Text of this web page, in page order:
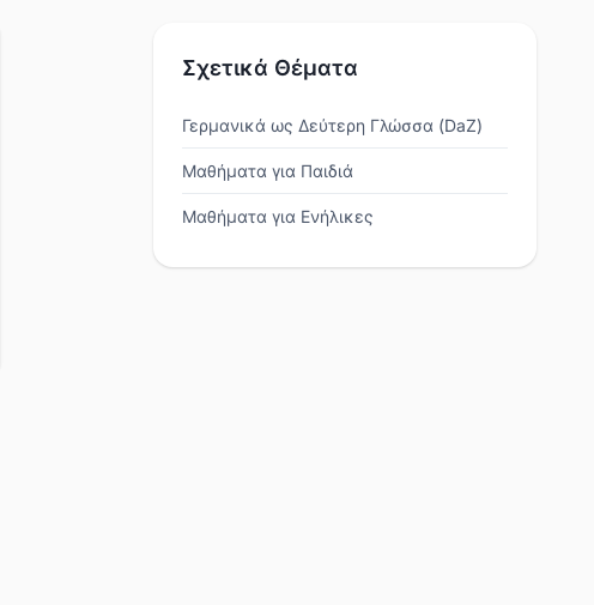
Σχετικά Θέματα
Γερμανικά ως Δεύτερη Γλώσσα (DaZ)
Μαθήματα για Παιδιά
Μαθήματα για Ενήλικες